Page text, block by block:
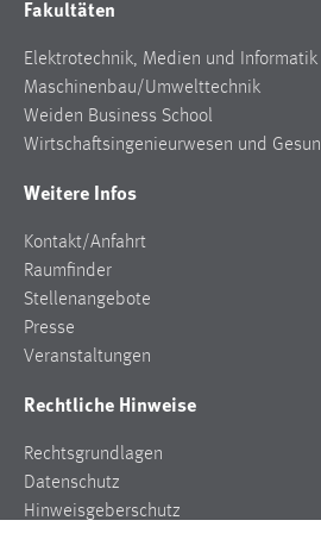
Fakultäten
Elektrotechnik, Medien und Informatik
Maschinenbau/Umwelttechnik
Weiden Business School
Wirtschaftsingenieurwesen und
Weitere Infos
Kontakt/Anfahrt
Raumfinder
Stellenangebote
Presse
Veranstaltungen
Rechtliche Hinweise
Rechtsgrundlagen
Datenschutz
Hinweisgeberschutz
Zweck:
einloggen zu können.
Cookie Laufzeit:
24 Stunden
STATISTIK
Statistik Cookies erfassen
Diese Informationen helfen uns
unsere Besucher unsere Website
_pk_ref, _pk_cvar, _pk_id, _pk_ses
Zweck: